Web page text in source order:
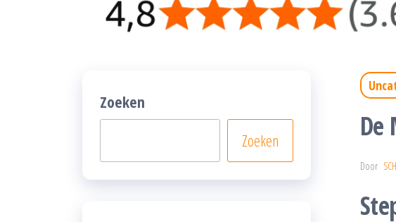
De
Door
Zoeken
Zoeken